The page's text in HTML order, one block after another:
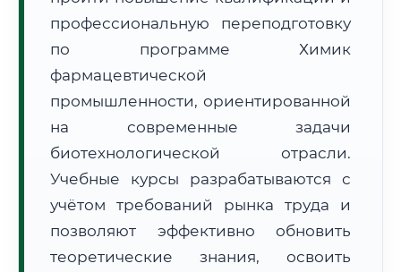
Расчет логистики оригиналов:
~3 105 км
• Экспресс-доставка СДЭК / Почтой:4–6 рабочих дней
📜 Документы и аккредитация
профессиональную переподготовку
по программе Химик
фармацевтической
промышленности, ориентированной
на современные задачи
биотехнологической отрасли.
Учебные курсы разрабатываются с
учётом требований рынка труда и
позволяют эффективно обновить
теоретические знания, освоить